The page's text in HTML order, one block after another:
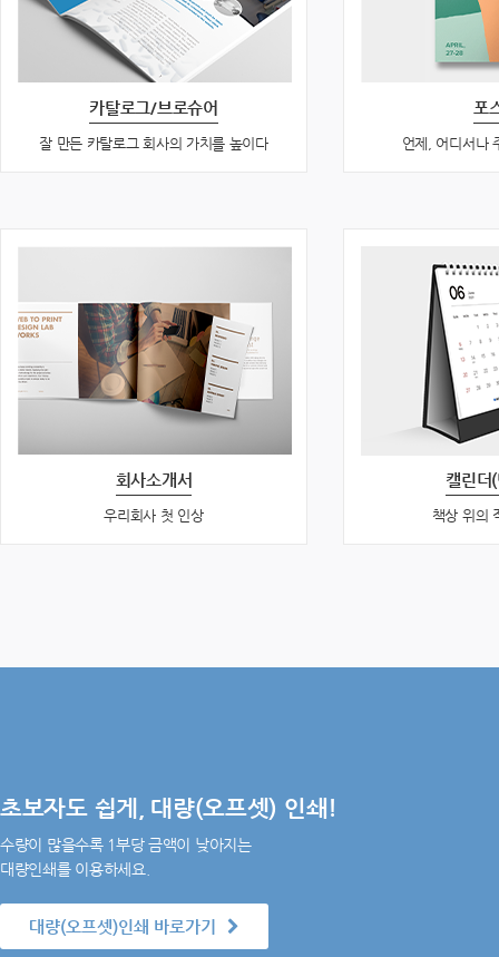
카탈로그/브로슈어
잘 만든 카탈로그 회사의 가치를 높이다
포
언제, 어디서나
회사소개서
우리회사 첫 인상
캘린더
책상 위의
초보자도 쉽게, 대량(오프셋) 인쇄!
수량이 많을수록 1부당 금액이 낮아지는
대량인쇄를 이용하세요.
대량(오프셋)인쇄 바로가기